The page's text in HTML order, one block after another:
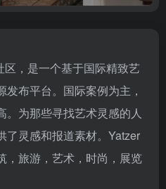
，是一个基于国际精致艺
布平台。国际案例为主，
。为那些寻找艺术灵感的人
了灵感和报道素材。Yatzer
，旅游，艺术，时尚，展览